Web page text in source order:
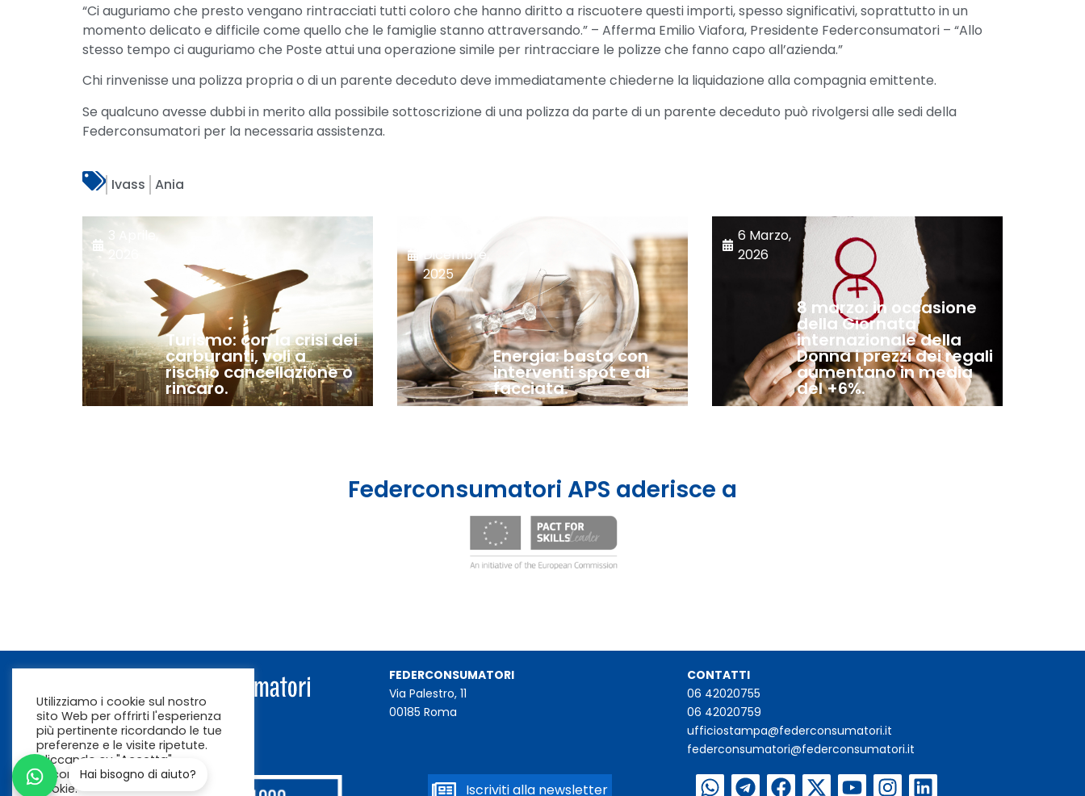
“Ci auguriamo che presto vengano rintracciati tutti coloro che hanno diritto a riscuotere questi importi, spesso significativi, soprattutto in un
momento delicato e difficile come quello che le famiglie stanno attraversando.” – Afferma Emilio Viafora, Presidente Federconsumatori – “Allo
stesso tempo ci auguriamo che Poste attui una operazione simile per rintracciare le polizze che fanno capo all’azienda.”
Chi rinvenisse una polizza propria o di un parente deceduto deve immediatamente chiederne la liquidazione alla compagnia emittente.
Se qualcuno avesse dubbi in merito alla possibile sottoscrizione di una polizza da parte di un parente deceduto può rivolgersi alle sedi della
Federconsumatori per la necessaria assistenza.
Ivass Ania
3 Aprile,
Turismo: con la crisi dei
carburanti, voli a
rischio cancellazione o
rincaro.
Dicembre,
2025
Energia: basta con
interventi spot e di
facciata.
6 Marzo,
2026
8 marzo: in occasione
della Giornata
internazionale della
Donna i prezzi dei regali
aumentano in media
del +6%.
Federconsumatori APS aderisce a
FEDERCONSUMATORI
Via Palestro, 11
00185 Roma
CONTATTI
06 42020755
06 42020759
ufficiostampa@federconsumatori.it
federconsumatori@federconsumatori.it
Iscriviti alla newsletter
Utilizziamo i cookie sul nostro
sito Web per offrirti l'esperienza
più pertinente ricordando le tue
preferenze e le visite ripetute.
Cliccando su "Accetta"
acconsenti all'uso di TUTTI i
cookie.
Hai bisogno di aiuto?